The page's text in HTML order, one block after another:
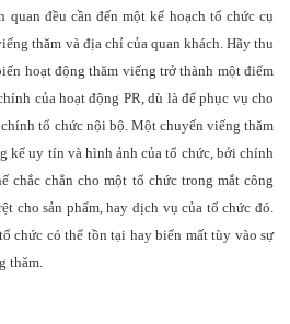
quan đều cần đến một kế hoạch tổ chức cụ
thăm và địa chỉ của quan khách. Hãy thu
hoạt động thăm viếng trở thành một điểm
của hoạt động PR, dù là để phục vụ cho
tổ chức nội bộ. Một chuyến viếng thăm
kể uy tín và hình ảnh của tổ chức, bởi chính
chắc chắn cho một tổ chức trong mắt công
cho sản phẩm, hay dịch vụ của tổ chức đó.
chức có thể tồn tại hay biến mất tùy vào sự
thăm.